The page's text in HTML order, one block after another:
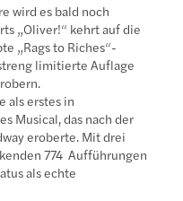
wird es bald noch
„Oliver!“ kehrt auf die
„Rags to Riches“-
limitierte Auflage
als erstes in
Musical, das nach der
eroberte. Mit drei
774 Aufführungen
als echte